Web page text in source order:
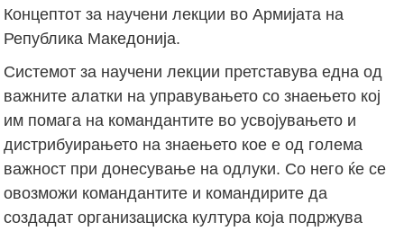
Концептот за научени лекции во Армијата на
Република Македонија.
Системот за научени лекции претставува една од
важните алатки на управувањето со знаењето кој
им помага на командантите во усвојувањето и
дистрибуирањето на знаењето кое е од голема
важност при донесување на одлуки. Со него ќе се
овозможи командантите и командирите да
создадат организациска култура која подржува